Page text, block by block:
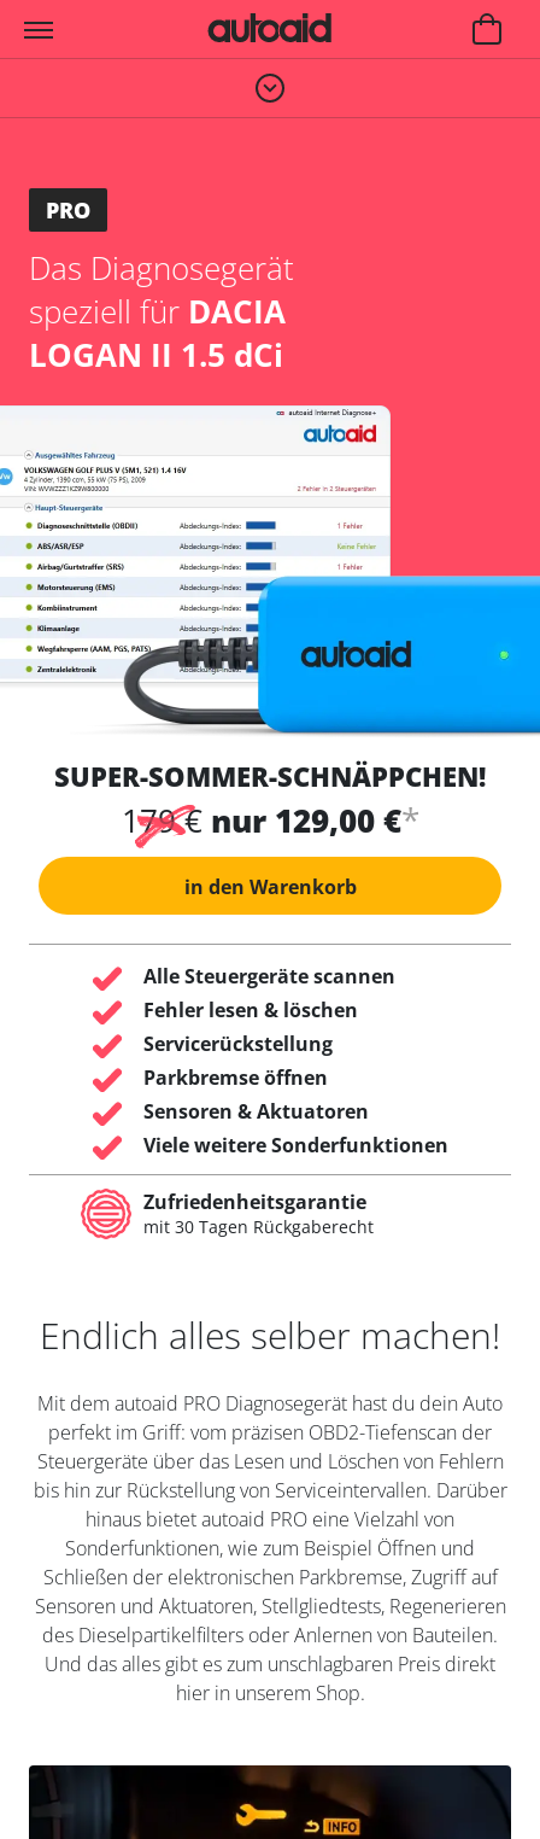
PRO
Das Diagnosegerät
speziell für DACIA
LOGAN II 1.5 dCi
SUPER-SOMMER-SCHNÄPPCHEN!
179 € nur 129,00 €*
in den Warenkorb
Alle Steuergeräte scannen
Fehler lesen & löschen
Servicerückstellung
Parkbremse öffnen
Sensoren & Aktuatoren
Viele weitere Sonderfunktionen
Zufriedenheitsgarantie
mit 30 Tagen Rückgaberecht
Endlich alles selber machen!
Mit dem autoaid PRO Diagnosegerät hast du dein Auto
perfekt im Griff: vom präzisen OBD2-Tiefenscan der
Steuergeräte über das Lesen und Löschen von Fehlern
bis hin zur Rückstellung von Serviceintervallen. Darüber
hinaus bietet autoaid PRO eine Vielzahl von
Sonderfunktionen, wie zum Beispiel Öffnen und
Schließen der elektronischen Parkbremse, Zugriff auf
Sensoren und Aktuatoren, Stellgliedtests, Regenerieren
des Dieselpartikelfilters oder Anlernen von Bauteilen.
Und das alles gibt es zum unschlagbaren Preis direkt
hier in unserem Shop.